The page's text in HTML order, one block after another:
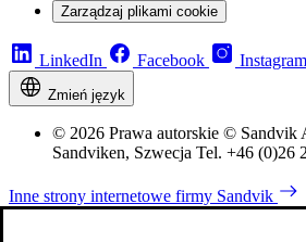
Zarządzaj plikami cookie
LinkedIn Facebook Instagram
Zmień język
© 2026 Prawa autorskie © Sandvik
Sandviken, Szwecja Tel. +46 (0)26
Inne strony internetowe firmy Sandvik